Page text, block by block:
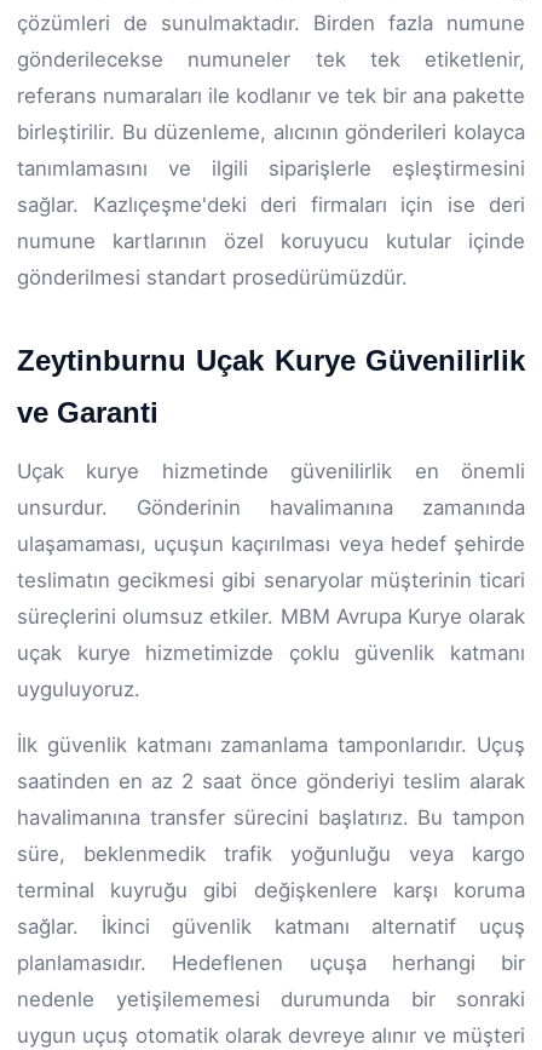
çözümleri de sunulmaktadır. Birden fazla numune
gönderilecekse numuneler tek tek etiketlenir,
referans numaraları ile kodlanır ve tek bir ana pakette
birleştirilir. Bu düzenleme, alıcının gönderileri kolayca
tanımlamasını ve ilgili siparişlerle eşleştirmesini
sağlar. Kazlıçeşme'deki deri firmaları için ise deri
numune kartlarının özel koruyucu kutular içinde
gönderilmesi standart prosedürümüzdür.
Zeytinburnu Uçak Kurye Güvenilirlik
ve Garanti
Uçak kurye hizmetinde güvenilirlik en önemli
unsurdur. Gönderinin havalimanına zamanında
ulaşamaması, uçuşun kaçırılması veya hedef şehirde
teslimatın gecikmesi gibi senaryolar müşterinin ticari
süreçlerini olumsuz etkiler. MBM Avrupa Kurye olarak
uçak kurye hizmetimizde çoklu güvenlik katmanı
uyguluyoruz.
İlk güvenlik katmanı zamanlama tamponlarıdır. Uçuş
saatinden en az 2 saat önce gönderiyi teslim alarak
havalimanına transfer sürecini başlatırız. Bu tampon
süre, beklenmedik trafik yoğunluğu veya kargo
terminal kuyruğu gibi değişkenlere karşı koruma
sağlar. İkinci güvenlik katmanı alternatif uçuş
planlamasıdır. Hedeflenen uçuşa herhangi bir
nedenle yetişilememesi durumunda bir sonraki
uygun uçuş otomatik olarak devreye alınır ve müşteri